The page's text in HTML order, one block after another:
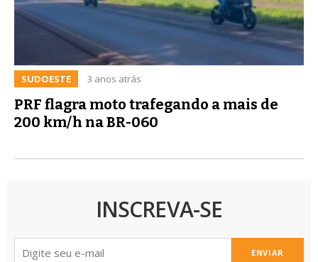
SUDOESTE 3 anos atrás
PRF flagra moto trafegando a mais de
200 km/h na BR-060
INSCREVA-SE
ENVIAR